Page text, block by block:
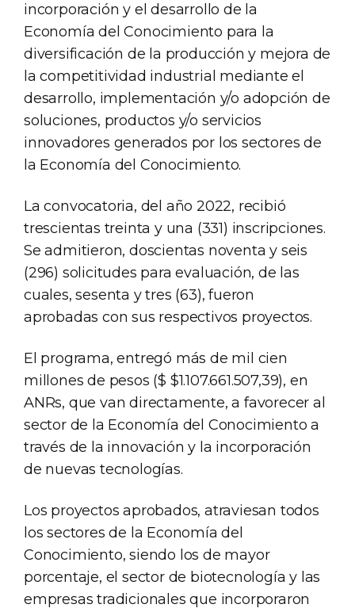
incorporación y el desarrollo de la
Economía del Conocimiento para la
diversificación de la producción y mejora de
la competitividad industrial mediante el
desarrollo, implementación y/o adopción de
soluciones, productos y/o servicios
innovadores generados por los sectores de
la Economía del Conocimiento.
La convocatoria, del año 2022, recibió
trescientas treinta y una (331) inscripciones.
Se admitieron, doscientas noventa y seis
(296) solicitudes para evaluación, de las
cuales, sesenta y tres (63), fueron
aprobadas con sus respectivos proyectos.
El programa, entregó más de mil cien
millones de pesos ($ $1.107.661.507,39), en
ANRs, que van directamente, a favorecer al
sector de la Economía del Conocimiento a
través de la innovación y la incorporación
de nuevas tecnologías.
Los proyectos aprobados, atraviesan todos
los sectores de la Economía del
Conocimiento, siendo los de mayor
porcentaje, el sector de biotecnología y las
empresas tradicionales que incorporaron